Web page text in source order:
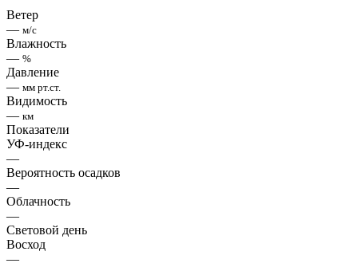
Ветер
— м/с
Влажность
— %
Давление
— мм рт.ст.
Видимость
— км
Показатели
УФ-индекс
—
Вероятность осадков
—
Облачность
—
Световой день
Восход
—